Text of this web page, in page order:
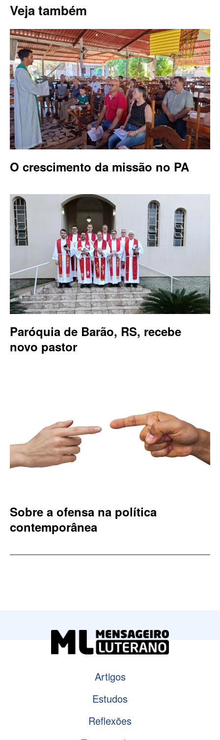
Veja também
O crescimento da missão no PA
Paróquia de Barão, RS, recebe
novo pastor
Sobre a ofensa na política
contemporânea
Artigos
Estudos
Reflexões